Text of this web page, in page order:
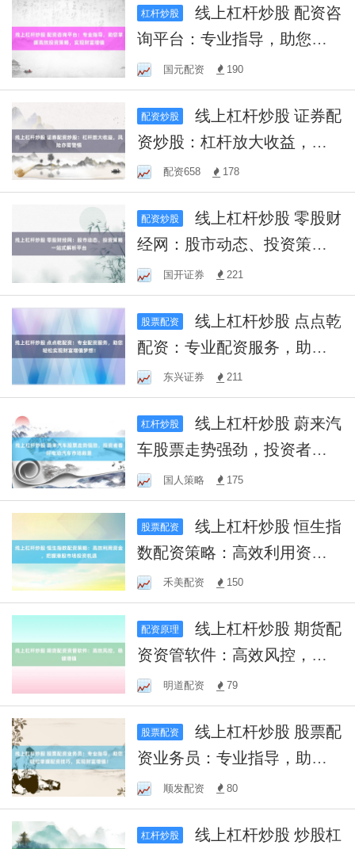
杠杆炒股
线上杠杆炒股 配资咨
询平台：专业指导，助您掌
握高效投资策略，实现财富
增值
国元配资 190
配资炒股
线上杠杆炒股 证券配
资炒股：杠杆放大收益，风
险亦需警惕
配资658 178
配资炒股
线上杠杆炒股 零股财
经网：股市动态、投资策略
一站式解析平台
国开证券 221
股票配资
线上杠杆炒股 点点乾
配资：专业配资服务，助您
轻松实现财富增值梦想！
东兴证券 211
杠杆炒股
线上杠杆炒股 蔚来汽
车股票走势强劲，投资者看
好电动汽车市场前景
国人策略 175
股票配资
线上杠杆炒股 恒生指
数配资策略：高效利用资
金，把握港股市场投资机遇
禾美配资 150
配资原理
线上杠杆炒股 期货配
资资管软件：高效风控，稳
健增值明道配资 79
股票配资
线上杠杆炒股 股票配
资业务员：专业指导，助您
轻松掌握配资技巧，实现财
富增值！
顺发配资 80
杠杆炒股
线上杠杆炒股 炒股杠